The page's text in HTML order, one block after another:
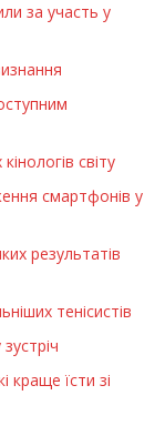
за участь у
світу
смартфонів у
результатів
тенісистів
краще їсти зі